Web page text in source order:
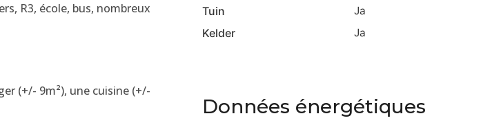
R3, école, bus, nombreux
(+/- 9m²), une cuisine (+/-
Tuin Ja
Kelder Ja
Données énergétiques